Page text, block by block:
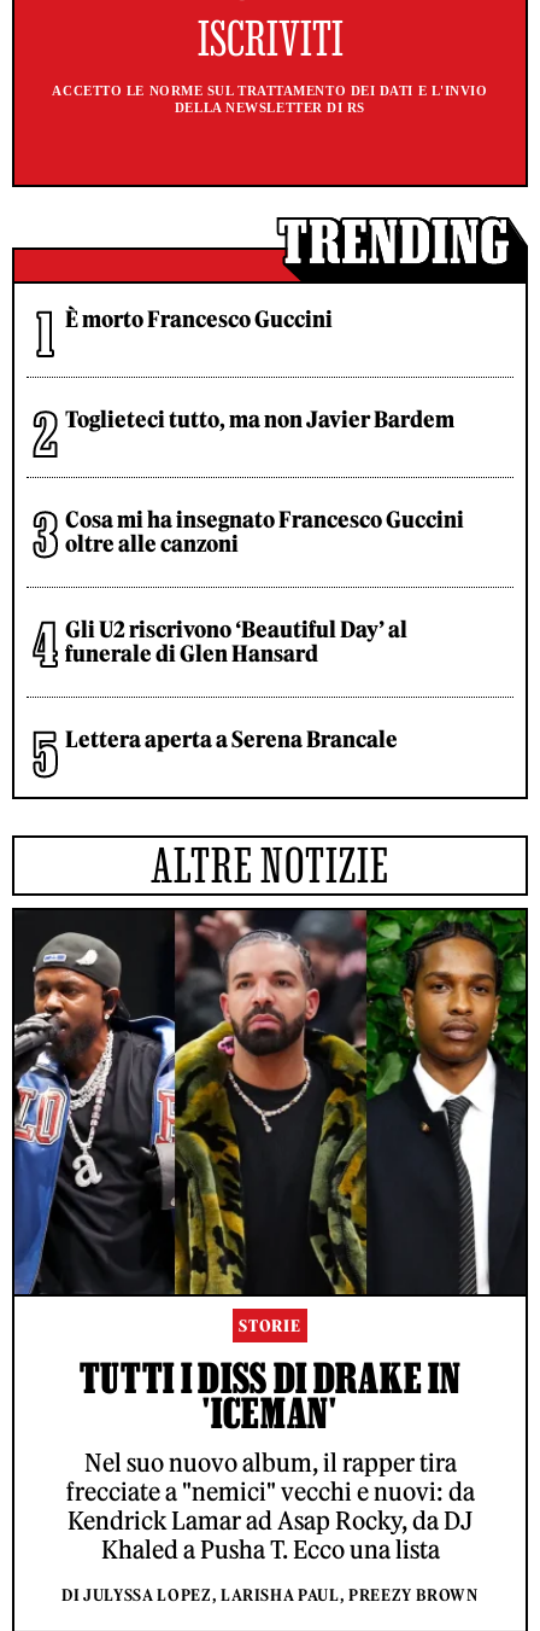
ACCETTO LE NORME SUL TRATTAMENTO DEI DATI E L'INVIO
DELLA NEWSLETTER DI RS
È morto Francesco Guccini
Toglieteci tutto, ma non Javier Bardem
Cosa mi ha insegnato Francesco Guccini
oltre alle canzoni
Gli U2 riscrivono ‘Beautiful Day’ al
funerale di Glen Hansard
Lettera aperta a Serena Brancale
ALTRE NOTIZIE
STORIE
TUTTI I DISS DI DRAKE IN
'ICEMAN'
Nel suo nuovo album, il rapper tira
frecciate a "nemici" vecchi e nuovi: da
Kendrick Lamar ad Asap Rocky, da DJ
Khaled a Pusha T. Ecco una lista
DI JULYSSA LOPEZ, LARISHA PAUL, PREEZY BROWN